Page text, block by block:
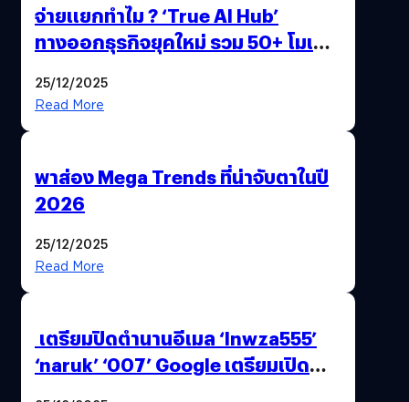
จ่ายแยกทำไม ? ‘True AI Hub’
ทางออกธุรกิจยุคใหม่ รวม 50+ โมเดล
25/12/2025
Read More
พาส่อง Mega Trends ที่น่าจับตาในปี
2026
25/12/2025
Read More
เตรียมปิดตำนานอีเมล ‘lnwza555’
‘naruk’ ‘007’ Google เตรียมเปิด